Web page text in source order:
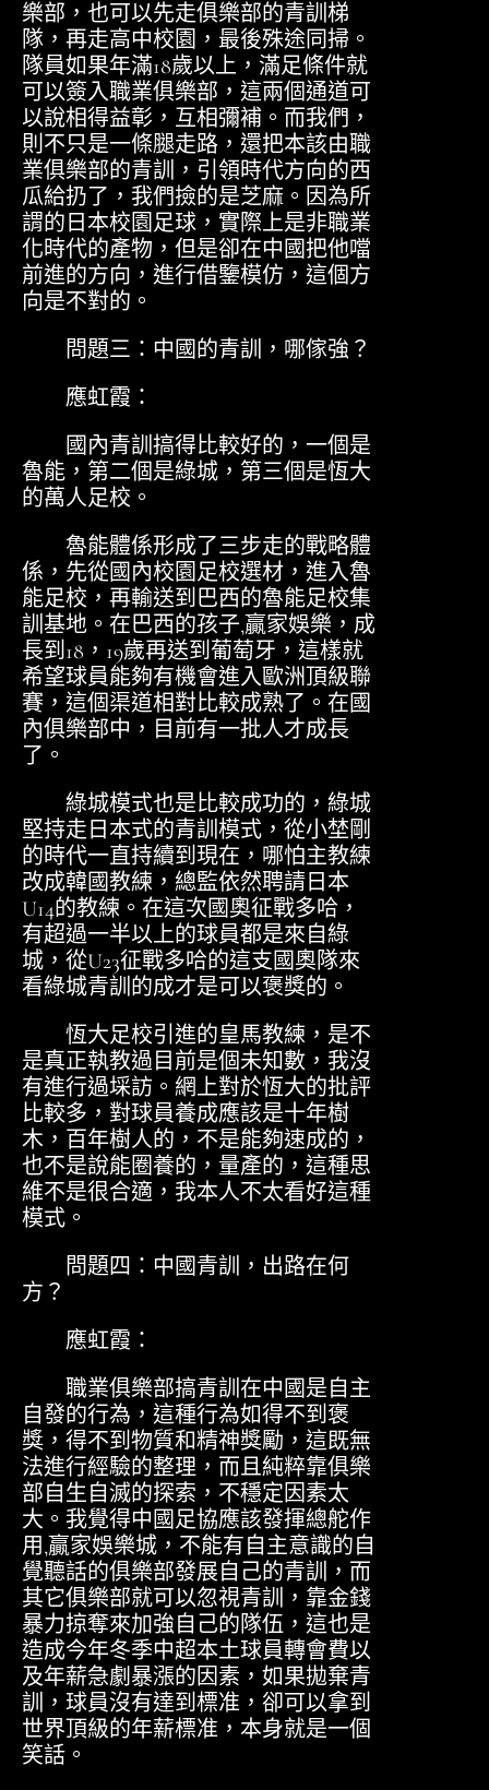
樂部，也可以先走俱樂部的青訓梯
隊，再走高中校園，最後殊途同掃。
隊員如果年滿18歲以上，滿足條件就
可以簽入職業俱樂部，這兩個通道可
以說相得益彰，互相彌補。而我們，
則不只是一條腿走路，還把本該由職
業俱樂部的青訓，引領時代方向的西
瓜給扔了，我們撿的是芝麻。因為所
謂的日本校園足球，實際上是非職業
化時代的產物，但是卻在中國把他噹
前進的方向，進行借鑒模仿，這個方
向是不對的。
問題三：中國的青訓，哪傢強？
應虹霞：
國內青訓搞得比較好的，一個是
魯能，第二個是綠城，第三個是恆大
的萬人足校。
魯能體係形成了三步走的戰略體
係，先從國內校園足校選材，進入魯
能足校，再輸送到巴西的魯能足校集
訓基地。在巴西的孩子,贏家娛樂，成
長到18，19歲再送到葡萄牙，這樣就
希望球員能夠有機會進入歐洲頂級聯
賽，這個渠道相對比較成熟了。在國
內俱樂部中，目前有一批人才成長
了。
綠城模式也是比較成功的，綠城
堅持走日本式的青訓模式，從小埜剛
的時代一直持續到現在，哪怕主教練
改成韓國教練，總監依然聘請日本
U14的教練。在這次國奧征戰多哈，
有超過一半以上的球員都是來自綠
城，從U23征戰多哈的這支國奧隊來
看綠城青訓的成才是可以褒獎的。
恆大足校引進的皇馬教練，是不
是真正執教過目前是個未知數，我沒
有進行過埰訪。網上對於恆大的批評
比較多，對球員養成應該是十年樹
木，百年樹人的，不是能夠速成的，
也不是說能圈養的，量產的，這種思
維不是很合適，我本人不太看好這種
模式。
問題四：中國青訓，出路在何
方？
應虹霞：
職業俱樂部搞青訓在中國是自主
自發的行為，這種行為如得不到褒
獎，得不到物質和精神獎勵，這既無
法進行經驗的整理，而且純粹靠俱樂
部自生自滅的探索，不穩定因素太
大。我覺得中國足協應該發揮總舵作
用,贏家娛樂城，不能有自主意識的自
覺聽話的俱樂部發展自己的青訓，而
其它俱樂部就可以忽視青訓，靠金錢
暴力掠奪來加強自己的隊伍，這也是
造成今年冬季中超本土球員轉會費以
及年薪急劇暴漲的因素，如果拋棄青
訓，球員沒有達到標准，卻可以拿到
世界頂級的年薪標准，本身就是一個
笑話。